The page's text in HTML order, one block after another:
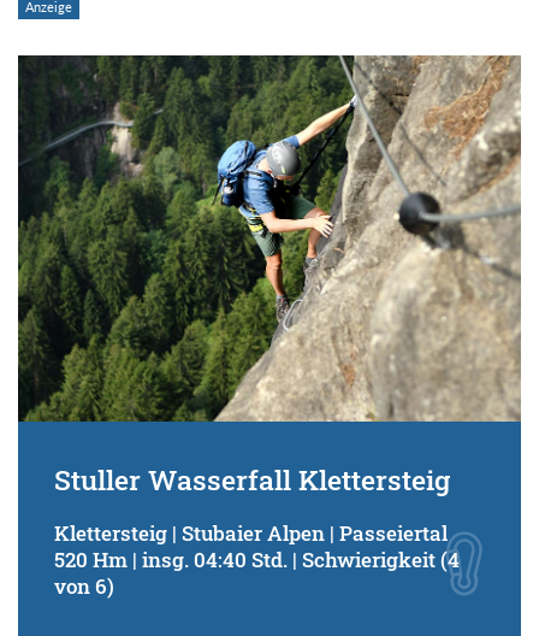
Stuller Wasserfall Klettersteig
Klettersteig | Stubaier Alpen | Passeiertal
520 Hm | insg. 04:40 Std. | Schwierigkeit (4
von 6)